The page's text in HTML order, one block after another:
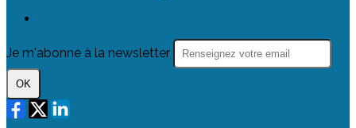
Je m'abonne à la newsletter
OK